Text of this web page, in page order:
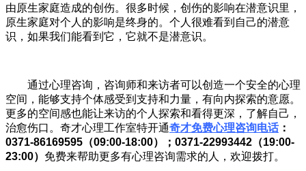
由原生家庭造成的创伤。很多时候，创伤的影响在潜意识里，
原生家庭对个人的影响是终身的。个人很难看到自己的潜意
识，如果我们能看到它，它就不是潜意识。
通过心理咨询，咨询师和来访者可以创造一个安全的心理
空间，能够支持个体感受到支持和力量，有向内探索的意愿。
更多的空间感也能让来访的个人探索和看得更深，了解自己，
治愈伤口。奇才心理工作室特开通奇才免费心理咨询电话：
0371-86169595（09:00-18:00）；0371-22993442（19:00-
23:00） 免费来帮助更多有心理咨询需求的人，欢迎拨打。